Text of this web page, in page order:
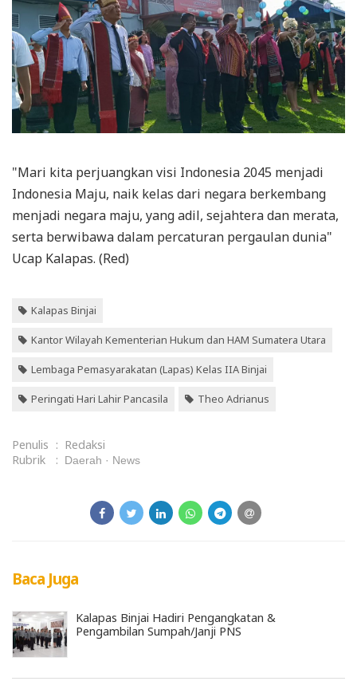
"Mari kita perjuangkan visi Indonesia 2045 menjadi
Indonesia Maju, naik kelas dari negara berkembang
menjadi negara maju, yang adil, sejahtera dan merata,
serta berwibawa dalam percaturan pergaulan dunia"
Ucap Kalapas. (Red)
Kalapas Binjai
Kantor Wilayah Kementerian Hukum dan HAM Sumatera Utara
Lembaga Pemasyarakatan (Lapas) Kelas IIA Binjai
Peringati Hari Lahir Pancasila Theo Adrianus
Penulis : Redaksi
Rubrik
: Daerah News
Baca Juga
Kalapas Binjai Hadiri Pengangkatan &
Pengambilan Sumpah/Janji PNS